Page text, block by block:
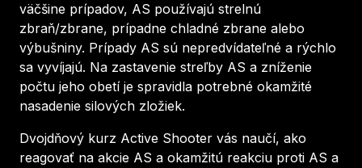
väčšine prípadov, AS používajú strelnú
zbraň/zbrane, prípadne chladné zbrane alebo
výbušniny. Prípady AS sú nepredvídateľné a rýchlo
sa vyvíjajú. Na zastavenie streľby AS a zníženie
počtu jeho obetí je spravidla potrebné okamžité
nasadenie silových zložiek.
Dvojdňový kurz Active Shooter vás naučí, ako
reagovať na akcie AS a okamžitú reakciu proti AS a